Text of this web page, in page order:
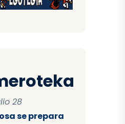
28
se prepara